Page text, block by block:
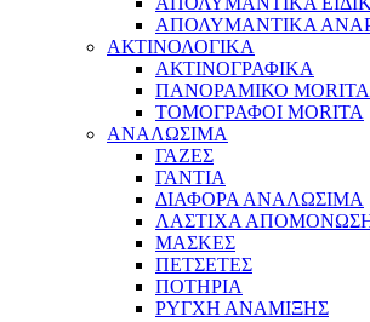
ΑΠΟΛΥΜΑΝΤΙΚΑ
ΑΚΤΙΝΟΛΟΓΙΚΑ
ΑΚΤΙΝΟΓΡΑΦΙΚΑ
ΠΑΝΟΡΑΜΙΚΟ MORITA
ΤΟΜΟΓΡΑΦΟΙ MORITA
ΑΝΑΛΩΣΙΜΑ
ΓΑΖΕΣ
ΓΑΝΤΙΑ
ΔΙΑΦΟΡΑ ΑΝΑΛΩΣΙΜΑ
ΛΑΣΤΙΧΑ
ΜΑΣΚΕΣ
ΠΕΤΣΕΤΕΣ
ΠΟΤΗΡΙΑ
ΡΥΓΧΗ ΑΝΑΜΙΞΗΣ